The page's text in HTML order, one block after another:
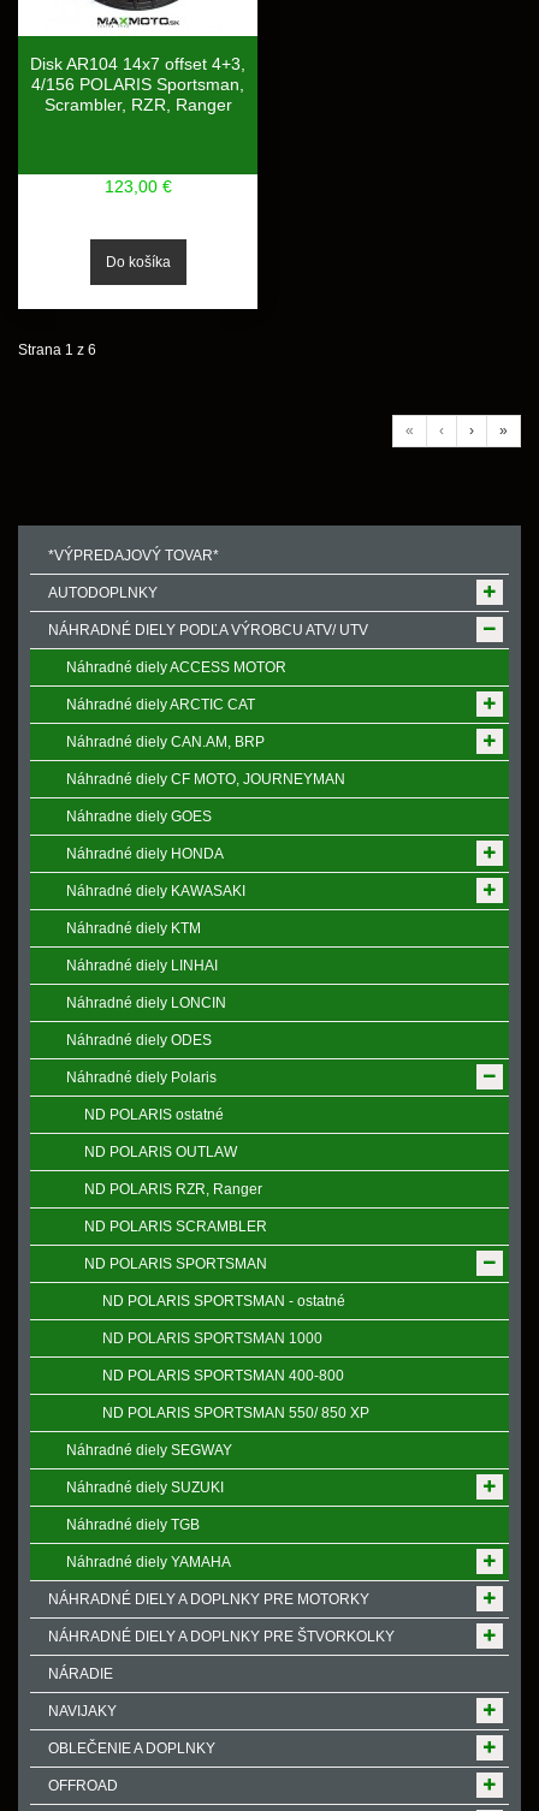
Disk AR104 14x7 offset 4+3,
4/156 POLARIS Sportsman,
Scrambler, RZR, Ranger
123,00 €
Strana 1 z 6
« ‹ › »
*VÝPREDAJOVÝ TOVAR*
AUTODOPLNKY
NÁHRADNÉ DIELY PODĽA VÝROBCU ATV/ UTV
Náhradné diely ACCESS MOTOR
Náhradné diely ARCTIC CAT
Náhradné diely CAN.AM, BRP
Náhradné diely CF MOTO, JOURNEYMAN
Náhradne diely GOES
Náhradné diely HONDA
Náhradné diely KAWASAKI
Náhradné diely KTM
Náhradné diely LINHAI
Náhradné diely LONCIN
Náhradné diely ODES
Náhradné diely Polaris
ND POLARIS ostatné
ND POLARIS OUTLAW
ND POLARIS RZR, Ranger
ND POLARIS SCRAMBLER
ND POLARIS SPORTSMAN
ND POLARIS SPORTSMAN - ostatné
ND POLARIS SPORTSMAN 1000
ND POLARIS SPORTSMAN 400-800
ND POLARIS SPORTSMAN 550/ 850 XP
Náhradné diely SEGWAY
Náhradné diely SUZUKI
Náhradné diely TGB
Náhradné diely YAMAHA
NÁHRADNÉ DIELY A DOPLNKY PRE MOTORKY
NÁHRADNÉ DIELY A DOPLNKY PRE ŠTVORKOLKY
NÁRADIE
NAVIJAKY
OBLEČENIE A DOPLNKY
OFFROAD